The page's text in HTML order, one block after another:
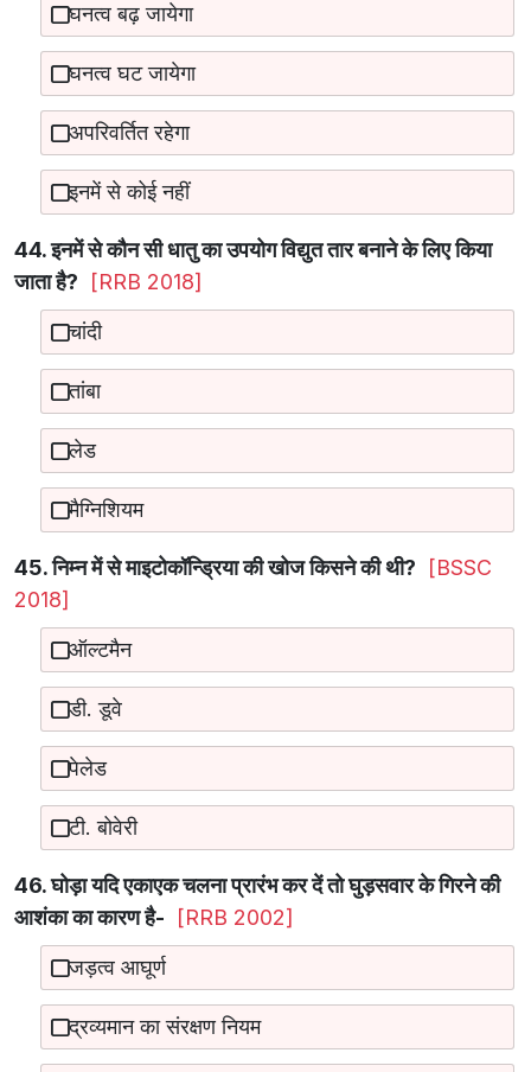
घनत्व बढ़ जायेगा
घनत्व घट जायेगा
अपरिवर्तित रहेगा
इनमें से कोई नहीं
44. इनमें से कौन सी धातु का उपयोग विद्युत तार बनाने के लिए किया
जाता है?
[RRB 2018]
चांदी
तांबा
लेड
मैग्निशियम
45. निम्न में से माइटोकॉन्ड्रिया की खोज किसने की थी?
[BSSC
2018]
ऑल्टमैन
डी. डूवे
पेलेड
टी. बोवेरी
46. घोड़ा यदि एकाएक चलना प्रारंभ कर दें तो घुड़सवार के गिरने की
आशंका का कारण है-
[RRB 2002]
जड़त्व आघूर्ण
द्रव्यमान का संरक्षण नियम